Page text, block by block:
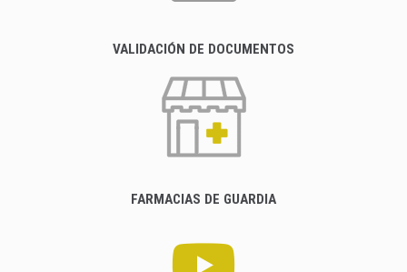
VALIDACIÓN DE DOCUMENTOS
FARMACIAS DE GUARDIA